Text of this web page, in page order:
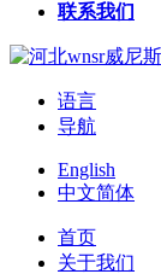
联系我们
语言
导航
English
中文简体
首页
关于我们